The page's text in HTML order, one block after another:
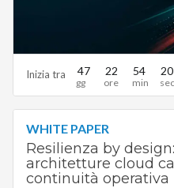
Inizia tra 47 22 54 19
WHITE PAPER
Resilienza by
architetture cloud
continuità operativa